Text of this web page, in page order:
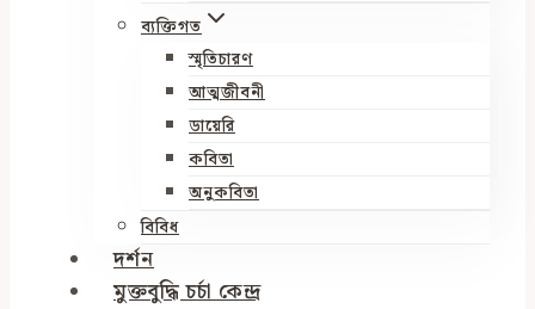
ব্যক্তিগত
স্মৃতিচারণ
আত্মজীবনী
ডায়েরি
কবিতা
অনুকবিতা
বিবিধ
দর্শন
মুক্তবুদ্ধি চর্চা কেন্দ্র